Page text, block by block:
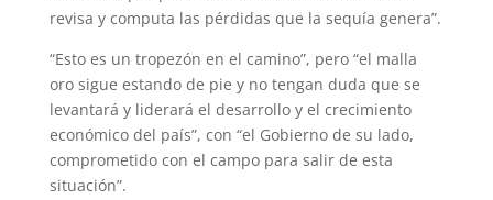
revisa y computa las pérdidas que la sequía genera”.
“Esto es un tropezón en el camino”, pero “el malla
oro sigue estando de pie y no tengan duda que se
levantará y liderará el desarrollo y el crecimiento
económico del país”, con “el Gobierno de su lado,
comprometido con el campo para salir de esta
situación”.